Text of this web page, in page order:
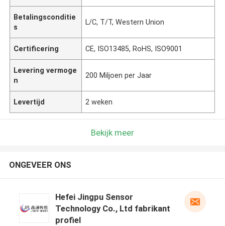
Betalingsconditie
s
L/C, T/T, Western Union
Certificering CE, ISO13485, RoHS, ISO9001
Levering vermoge
n
200 Miljoen per Jaar
Levertijd 2 weken
Bekijk meer
ONGEVEER ONS
Hefei Jingpu Sensor
Technology Co., Ltd fabrikant
profiel